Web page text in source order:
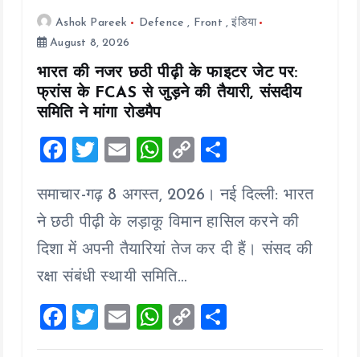
Ashok Pareek Defence , Front ,इंडिया
August 8, 2026
भारत की नजर छठी पीढ़ी के फाइटर जेट पर:
फ्रांस के FCAS से जुड़ने की तैयारी, संसदीय
समिति ने मांगा रोडमैप
F
ce
b
o
o
k
T
tt
er
E
ai
l
W
at
s
A
p
p
C
p
y
Li
k
a
re
समाचार-गढ़ 8 अगस्त, 2026। नई दिल्ली: भारत
ने छठी पीढ़ी के लड़ाकू विमान हासिल करने की
दिशा में अपनी तैयारियां तेज कर दी हैं। संसद की
रक्षा संबंधी स्थायी समिति…
F
a
T
wi
E
m
W
h
C
o
h